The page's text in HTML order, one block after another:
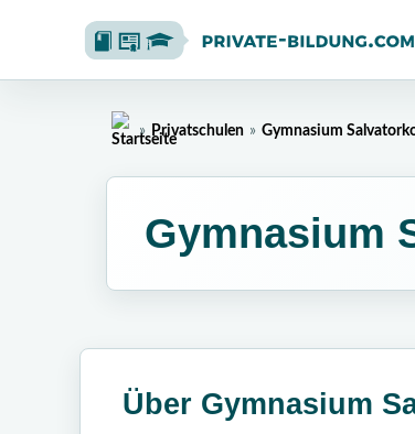
Home
» Privatschulen » Gymnasium
Gymnasium
Über Gymnasium